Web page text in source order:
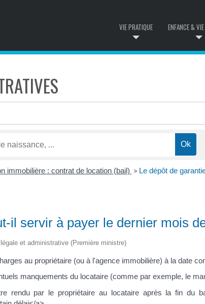
ENFANCE &
VIE PRATIQUE
immobilière : contrat de location (bail) > Le dépôt de
il servir à payer le dernier mois
et administrative (Première ministre)
au propriétaire (ou à l'agence immobilière) à la date
manquements du locataire (comme par exemple, le
rendu par le propriétaire au locataire après la fin du